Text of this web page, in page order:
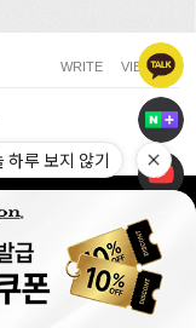
WRITE VIEW ALL
이용약관 | 고객센터
하루 보지 않기